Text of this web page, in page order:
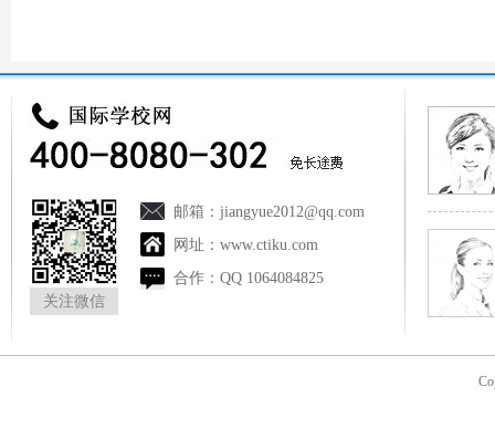
关注微信
邮箱： jiangyue2012@qq.com
网址： www.ctiku.com
合作： QQ 1064084825